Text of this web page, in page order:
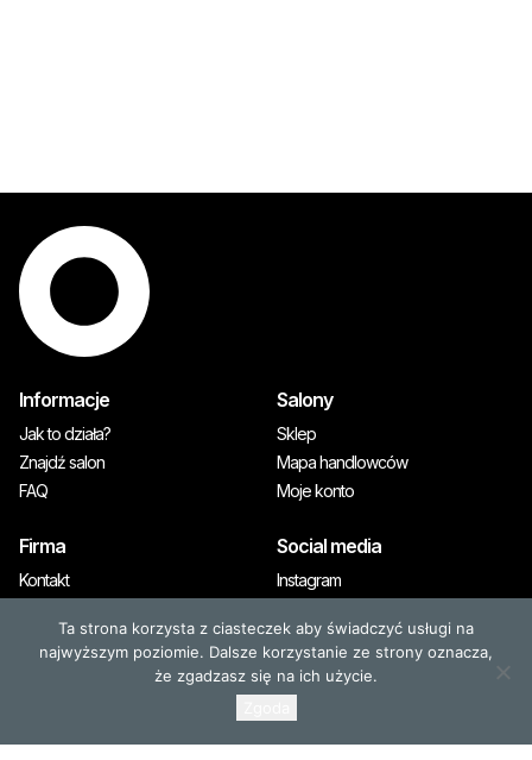
Informacje
Jak to działa?
Znajdź salon
FAQ
Salony
Sklep
Mapa handlowców
Moje konto
Firma
Kontakt
Social media
Instagram
© 2026, OLAPLEX. Wszystkie prawa zastrzeżone
Ta strona korzysta z ciasteczek aby świadczyć usługi na
najwyższym poziomie. Dalsze korzystanie ze strony oznacza,
że zgadzasz się na ich użycie.